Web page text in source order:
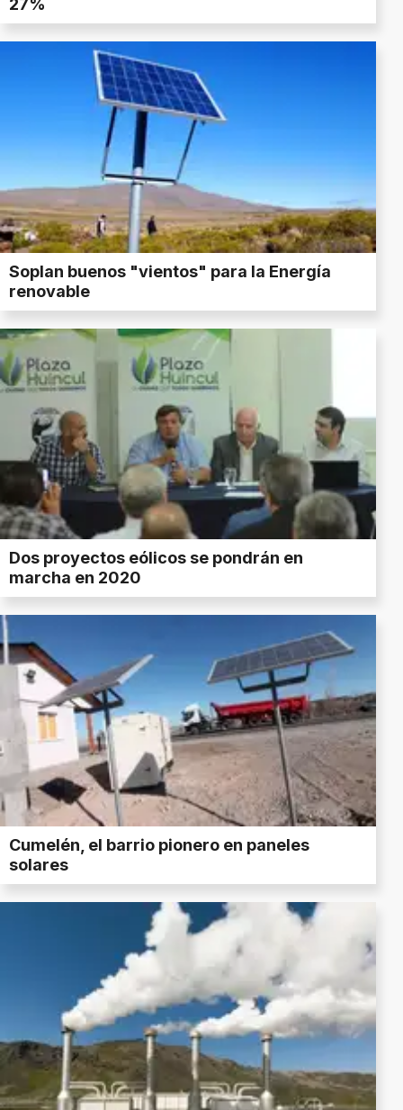
Soplan buenos "vientos" para la Energía
renovable
Dos proyectos eólicos se pondrán en
marcha en 2020
Cumelén, el barrio pionero en paneles
solares